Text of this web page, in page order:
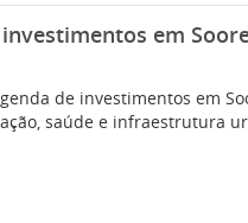
em
de investimentos em
saúde e infraestrutura